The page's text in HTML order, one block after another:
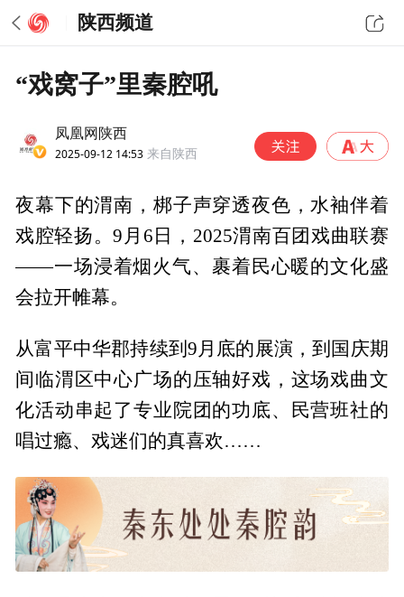
陕西频道
“戏窝子”里秦腔吼
凤凰网陕西
2025-09-12 14:53 来自陕西
夜幕下的渭南，梆子声穿透夜色，水袖伴着
戏腔轻扬。9月6日，2025渭南百团戏曲联赛
——一场浸着烟火气、裹着民心暖的文化盛
会拉开帷幕。
从富平中华郡持续到9月底的展演，到国庆期
间临渭区中心广场的压轴好戏，这场戏曲文
化活动串起了专业院团的功底、民营班社的
唱过瘾、戏迷们的真喜欢……